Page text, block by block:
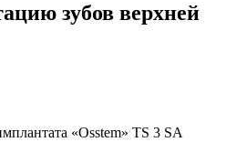
зубов верхней
«Osstem» TS 3 SA